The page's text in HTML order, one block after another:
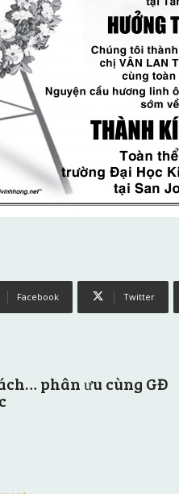
Facebook Twitter
phân ưu cùng GĐ